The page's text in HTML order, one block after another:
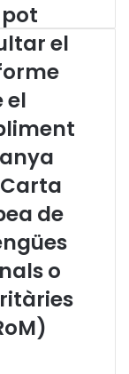
pot
el
el
de
o